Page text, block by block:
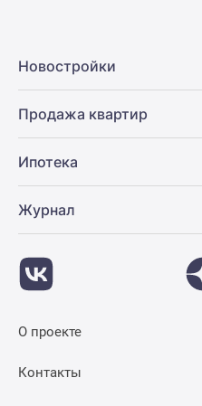
Новостройки
Продажа квартир
Ипотека
Журнал
О проекте
Контакты